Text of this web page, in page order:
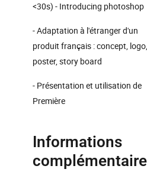
<30s) - Introducing photoshop
- Adaptation à l'étranger d'un
produit français : concept, logo,
poster, story board
- Présentation et utilisation de
Première
Informations